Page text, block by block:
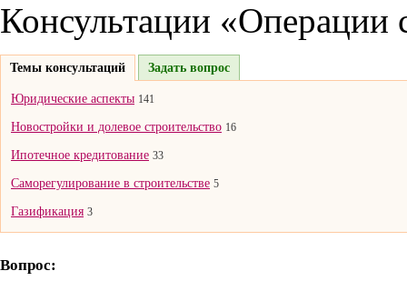
Консультации «Операции
Темы консультаций Задать вопрос
Юридические аспекты 141
Новостройки и долевое строительство 16
Ипотечное кредитование 33
Саморегулирование в строительстве 5
Газификация 3
Вопрос: